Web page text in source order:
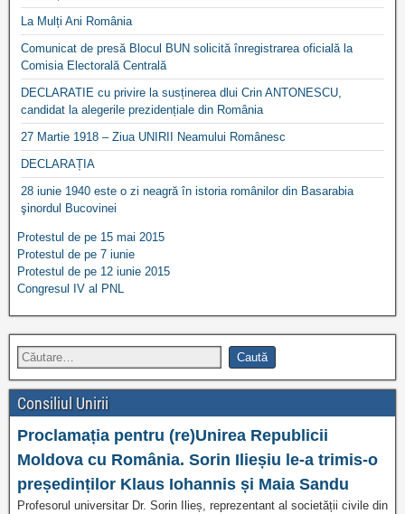
La Mulți Ani România
Comunicat de presă Blocul BUN solicită înregistrarea oficială la
Comisia Electorală Centrală
DECLARATIE cu privire la susținerea dlui Crin ANTONESCU,
candidat la alegerile prezidențiale din România
27 Martie 1918 – Ziua UNIRII Neamului Românesc
DECLARAȚIA
28 iunie 1940 este o zi neagră în istoria românilor din Basarabia
şinordul Bucovinei
Protestul de pe 15 mai 2015
Protestul de pe 7 iunie
Protestul de pe 12 iunie 2015
Congresul IV al PNL
Consiliul Unirii
Proclamația pentru (re)Unirea Republicii
Moldova cu România. Sorin Ilieșiu le-a trimis-o
președinților Klaus Iohannis și Maia Sandu
Profesorul universitar Dr. Sorin Ilieș, reprezentant al societății civile din